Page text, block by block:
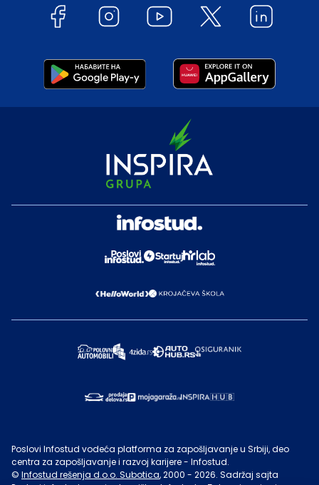
Poslovi Infostud vodeća platforma za zapošljavanje u Srbiji, deo
centra za zapošljavanje i razvoj karijere - Infostud.
© Infostud rešenja d.o.o. Subotica, 2000 - 2026. Sadržaj sajta